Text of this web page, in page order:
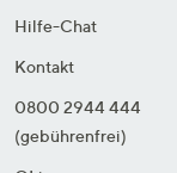
Hilfe-Chat
Kontakt
0800 2944 444
(gebührenfrei)